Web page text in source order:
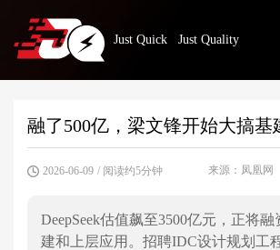
Just Quick Just Quality
融了500亿，梁文锋开始大搞基
2026-06-09 / 阅读约5分钟 来源：凤凰网
DeepSeek估值飙至3500亿元，正将
建和上层应用。招聘IDC设计规划工